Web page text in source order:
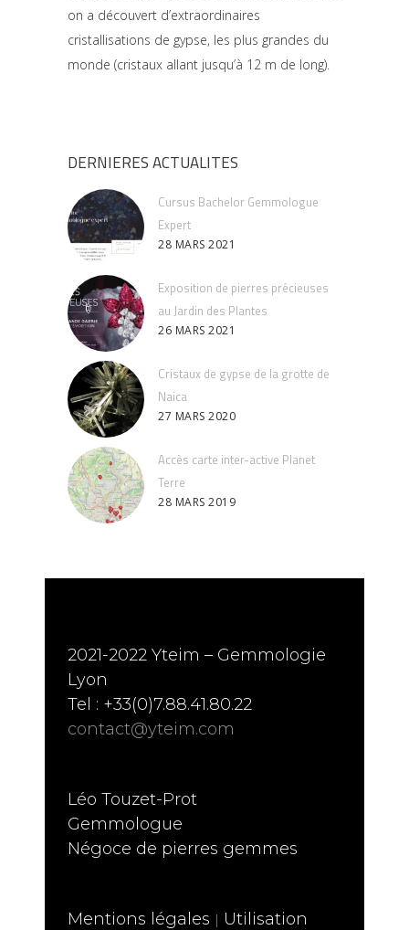
on a découvert d’extraordinaires
cristallisations de gypse, les plus grandes du
monde (cristaux allant jusqu’à 12 m de long).
DERNIERES ACTUALITES
Cursus Bachelor Gemmologue
Expert
28 MARS 2021
Exposition de pierres précieuses
au Jardin des Plantes
26 MARS 2021
Cristaux de gypse de la grotte de
Naica
27 MARS 2020
Accès carte inter-active Planet
Terre
28 MARS 2019
2021-2022 Yteim – Gemmologie
Lyon
Tel : +33(0)7.88.41.80.22
contact@yteim.com
Léo Touzet-Prot
Gemmologue
Négoce de pierres gemmes
Mentions légales | Utilisation